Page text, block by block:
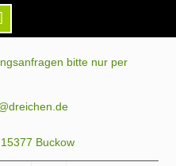
bitte nur per
Buckow